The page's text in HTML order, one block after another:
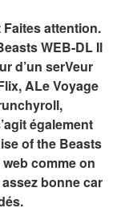
attention.
WEB-DL Il
d’un serVeur
ALe Voyage
également
of the Beasts
comme on
bonne car